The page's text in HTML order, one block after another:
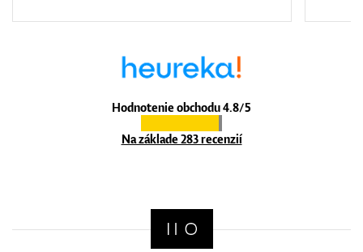
Hodnotenie obchodu 4.8/5
Na základe 283 recenzií